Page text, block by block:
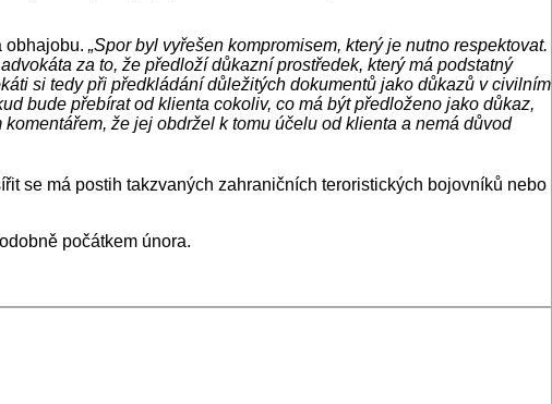
obhajobu. „Spor byl vyřešen kompromisem, který je nutno respektovat.
za to, že předloží důkazní prostředek, který má podstatný
si tedy při předkládání důležitých dokumentů jako důkazů v civilním
bude přebírat od klienta cokoliv, co má být předloženo jako důkaz,
že jej obdržel k tomu účelu od klienta a nemá důvod
se má postih takzvaných zahraničních teroristických bojovníků nebo
počátkem února.